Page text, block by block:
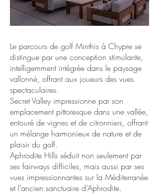
Le parcours de golf Minthis à Chypre se
distingue par une conception stimulante,
intelligemment intégrée dans le paysage
vallonné, offrant aux joueurs des vues
spectaculaires.
Secret Valley impressionne par son
emplacement pittoresque dans une vallée,
entouré de vignes et de citronniers, offrant
un mélange harmonieux de nature et de
plaisir du golf.
Aphrodite Hills séduit non seulement par
ses fairways difficiles, mais aussi par ses
vues impressionnantes sur la Méditerranée
et l’ancien sanctuaire d’Aphrodite.